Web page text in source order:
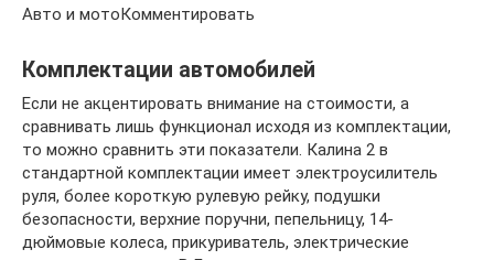
Авто и мотоКомментировать
Комплектации автомобилей
Если не акцентировать внимание на стоимости, а
сравнивать лишь функционал исходя из комплектации,
то можно сравнить эти показатели. Калина 2 в
стандартной комплектации имеет электроусилитель
руля, более короткую рулевую рейку, подушки
безопасности, верхние поручни, пепельницу, 14-
дюймовые колеса, прикуриватель, электрические